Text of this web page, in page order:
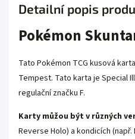
Detailní popis
Pokémon
Tato Pokémon TCG kusová
Tempest. Tato karta je Special
regulační značku F.
Karty můžou být v různých
Reverse Holo) a kondicích